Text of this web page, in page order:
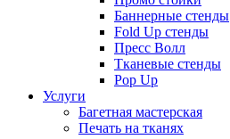
Баннерные стенды
Fold Up стенды
Пресс Волл
Тканевые стенды
Pop Up
Услуги
Багетная мастерская
Печать на тканях